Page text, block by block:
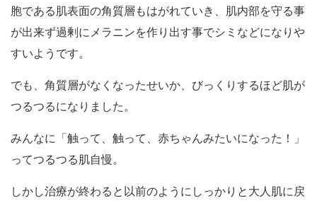
胞である肌表面の角質層もはがれていき、肌内部を守る事
が出来ず過剰にメラニンを作り出す事でシミなどになりや
すいようです。
でも、角質層がなくなったせいか、びっくりするほど肌が
つるつるになりました。
みんなに「触って、触って、赤ちゃんみたいになった！」
ってつるつる肌自慢。
しかし治療が終わると以前のようにしっかりと大人肌に戻